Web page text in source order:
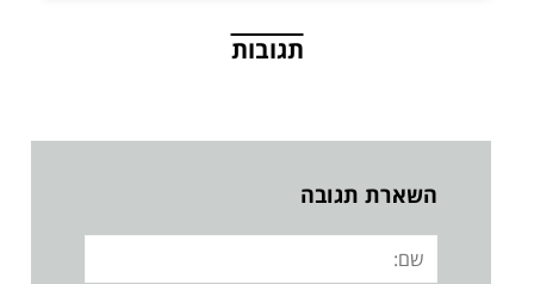
תגובות
השארת תגובה
שם: